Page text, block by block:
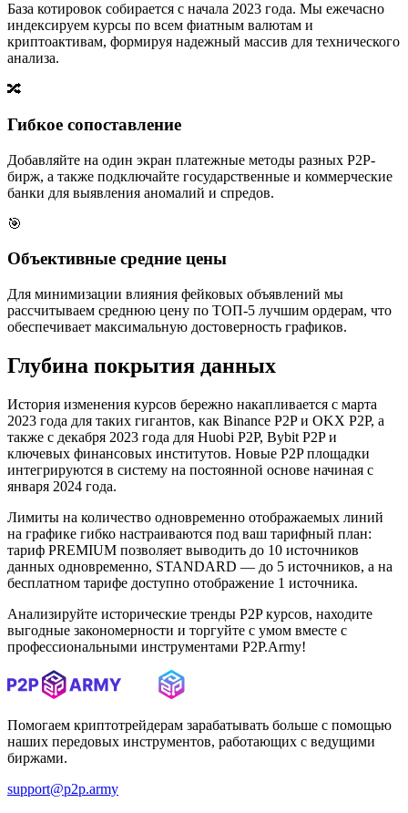
База котировок собирается с начала 2023 года. Мы ежечасно
индексируем курсы по всем фиатным валютам и
криптоактивам, формируя надежный массив для технического
анализа.
🔀
Гибкое сопоставление
Добавляйте на один экран платежные методы разных P2P-
бирж, а также подключайте государственные и коммерческие
банки для выявления аномалий и спредов.
🎯
Объективные средние цены
Для минимизации влияния фейковых объявлений мы
рассчитываем среднюю цену по ТОП-5 лучшим ордерам, что
обеспечивает максимальную достоверность графиков.
Глубина покрытия данных
История изменения курсов бережно накапливается с марта
2023 года для таких гигантов, как Binance P2P и OKX P2P, а
также с декабря 2023 года для Huobi P2P, Bybit P2P и
ключевых финансовых институтов. Новые P2P площадки
интегрируются в систему на постоянной основе начиная с
января 2024 года.
Лимиты на количество одновременно отображаемых линий
на графике гибко настраиваются под ваш тарифный план:
тариф PREMIUM позволяет выводить до 10 источников
данных одновременно, STANDARD — до 5 источников, а на
бесплатном тарифе доступно отображение 1 источника.
Анализируйте исторические тренды P2P курсов, находите
выгодные закономерности и торгуйте с умом вместе с
профессиональными инструментами P2P.Army!
Помогаем криптотрейдерам зарабатывать больше с помощью
наших передовых инструментов, работающих с ведущими
биржами.
support@p2p.army